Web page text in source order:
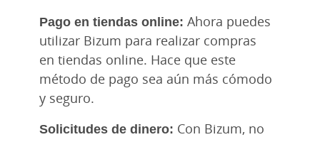
Pago en tiendas online: Ahora puedes
utilizar Bizum para realizar compras
en tiendas online. Hace que este
método de pago sea aún más cómodo
y seguro.
Solicitudes de dinero: Con Bizum, no